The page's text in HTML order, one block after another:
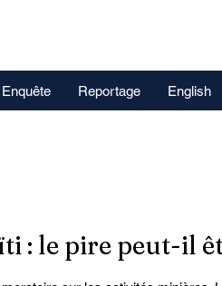
Enquête Reportage English
: le pire peut-il